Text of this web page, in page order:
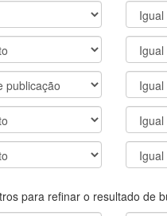
para refinar o resultado de